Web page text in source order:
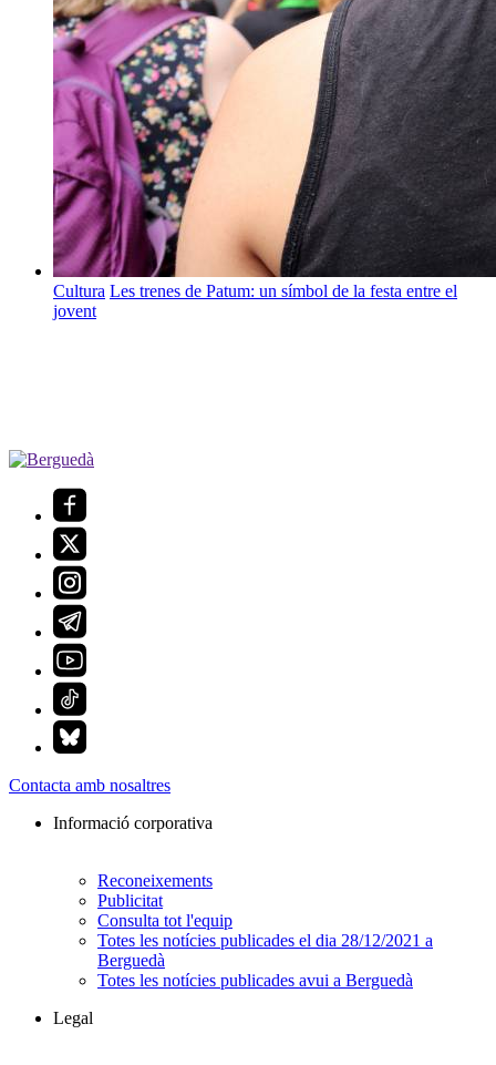
Cultura Les trenes de Patum: un símbol de la festa entre el
jovent
Contacta amb nosaltres
Informació corporativa
Reconeixements
Publicitat
Consulta tot l'equip
Totes les notícies publicades el dia 28/12/2021 a
Berguedà
Totes les notícies publicades avui a Berguedà
Legal